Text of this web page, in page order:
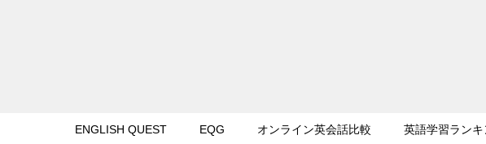
ENGLISH QUEST EQG オンライン英会話比較 英語学習ランキ